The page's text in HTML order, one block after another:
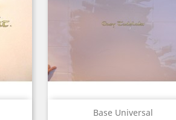
Base Universal
Snelle weergave